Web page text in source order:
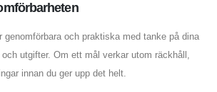
genomförbara och praktiska med tanke på dina
utgifter. Om ett mål verkar utom räckhåll,
innan du ger upp det helt.